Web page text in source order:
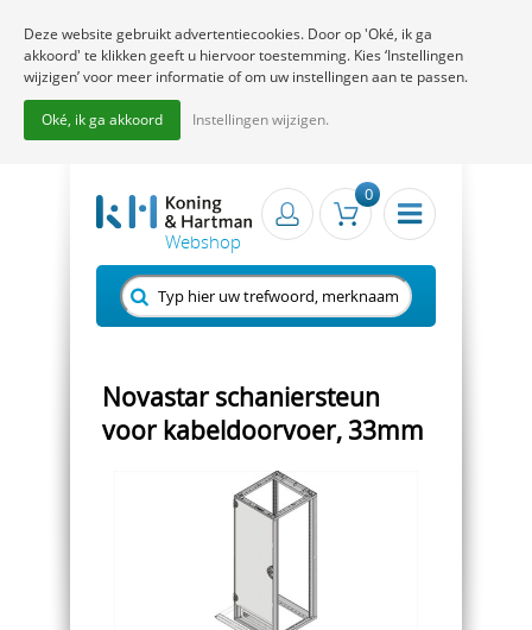
0
Novastar schaniersteun
voor kabeldoorvoer, 33mm
Deze website gebruikt advertentiecookies. Door op 'Oké, ik ga
akkoord' te klikken geeft u hiervoor toestemming. Kies ‘Instellingen
wijzigen’ voor meer informatie of om uw instellingen aan te passen.
Oké, ik ga akkoord Instellingen wijzigen.